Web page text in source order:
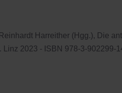
Harreither (Hgg.), Die
Linz 2023 - ISBN 978-3-902299-